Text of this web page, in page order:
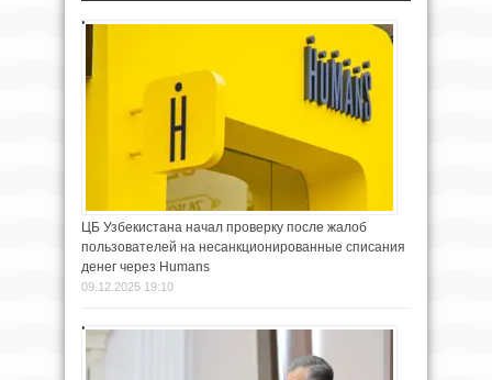
ЦБ Узбекистана начал проверку после жалоб
пользователей на несанкционированные списания
денег через Humans
09.12.2025 19:10